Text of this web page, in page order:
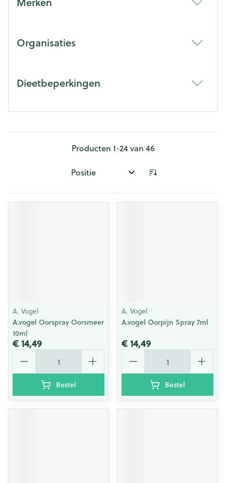
Organisaties
Dieetbeperkingen
Producten 1-24van 46
Sorteer op:
A. Vogel
A.vogel Oorspray Oorsmeer
10ml
€ 14,49
Aantal
Bestel
A. Vogel
A.vogel Oorpijn Spray 7ml
€ 14,49
Aantal
Bestel